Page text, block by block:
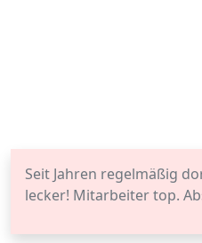
Seit Jahren regelmäßig
lecker! Mitarbeiter top.